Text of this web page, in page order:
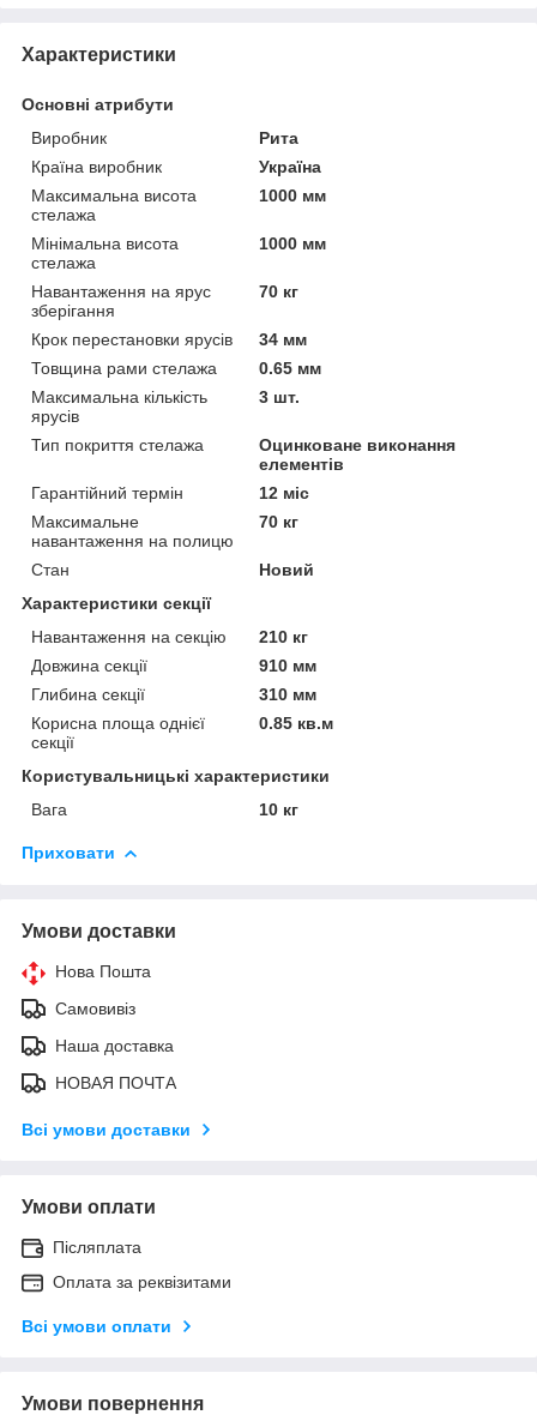
Характеристики
Основні атрибути
Виробник
Рита
Країна виробник
Україна
Максимальна висота
стелажа
1000 мм
Мінімальна висота
стелажа
1000 мм
Навантаження на ярус
зберігання
70 кг
Крок перестановки ярусів
34 мм
Товщина рами стелажа
0.65 мм
Максимальна кількість
ярусів
3 шт.
Тип покриття стелажа
Оцинковане виконання
елементів
Гарантійний термін
12 міс
Максимальне
навантаження на полицю
70 кг
Стан
Новий
Характеристики секції
Навантаження на секцію
210 кг
Довжина секції
910 мм
Глибина секції
310 мм
Корисна площа однієї
секції
0.85 кв.м
Користувальницькі характеристики
Вага
10 кг
Приховати
Умови доставки
Нова Пошта
Самовивіз
Наша доставка
НОВАЯ ПОЧТА
Всі умови доставки
Умови оплати
Післяплата
Оплата за реквізитами
Всі умови оплати
Умови повернення